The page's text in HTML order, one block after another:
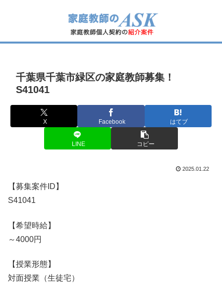
千葉県千葉市緑区の家庭教師募集！
S41041
X Facebook はてブ
LINE コピー
2025.01.22
【募集案件ID】
S41041
【希望時給】
～4000円
【授業形態】
対面授業（生徒宅）